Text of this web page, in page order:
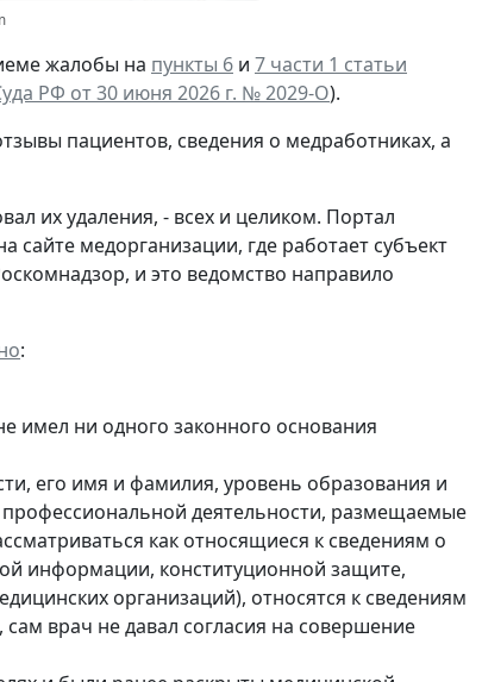
жалобы на пункты 6 и 7 части 1 статьи
РФ от 30 июня 2026 г. № 2029-О).
пациентов, сведения о медработниках, а
их удаления, - всех и целиком. Портал
сайте медорганизации, где работает субъект
и это ведомство направило
:
имел ни одного законного основания
его имя и фамилия, уровень образования и
деятельности, размещаемые
как относящиеся к сведениям о
информации, конституционной защите,
организаций), относятся к сведениям
врач не давал согласия на совершение